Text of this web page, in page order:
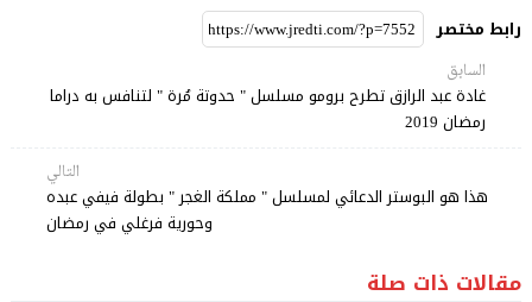
رابط مختصر
السابق
غادة عبد الرازق تطرح برومو مسلسل " حدوتة مُرة " لتنافس به دراما
رمضان 2019
التالي
هذا هو البوستر الدعائي لمسلسل " مملكة الغجر " بطولة فيفي عبده
وحورية فرغلي في رمضان
مقالات ذات صلة